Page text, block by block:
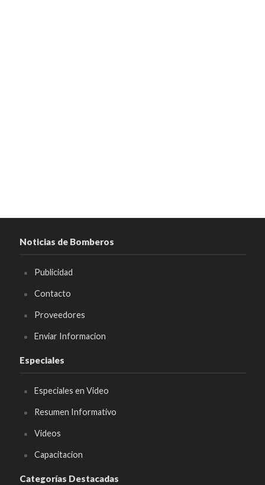
Noticias de Bomberos
Publicidad
Contacto
Proveedores
Enviar Informacion
Especiales
Especiales en Video
Resumen Informativo
Videos
Capacitacion
Categorías Destacadas